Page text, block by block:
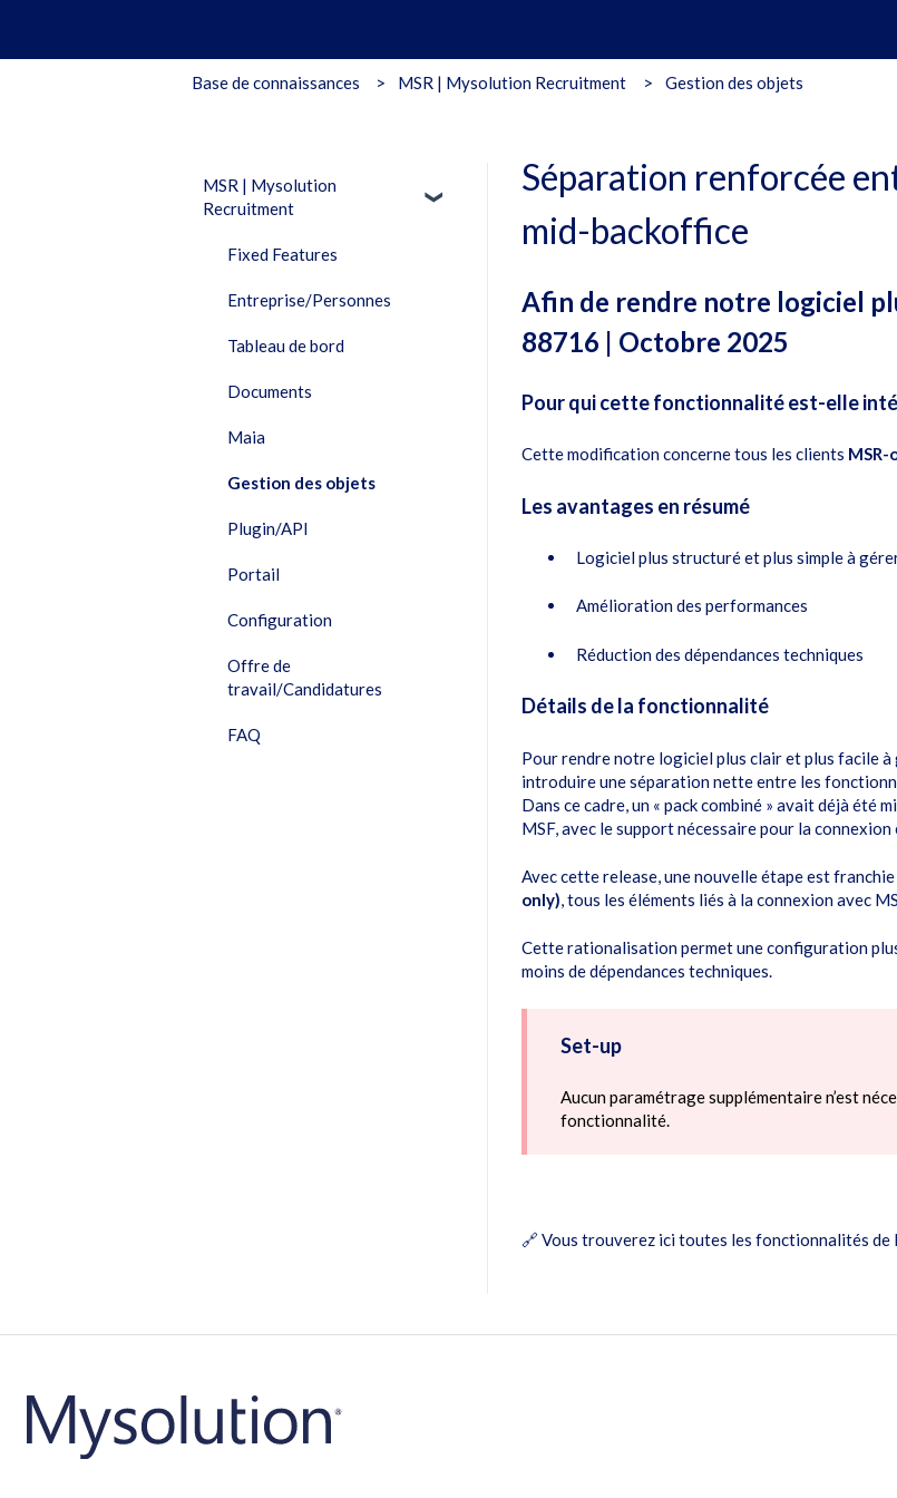
Base de connaissances MSR | Mysolution Recruitment Gestion des objets
Séparation renforcée
mid-backoffice
Afin de rendre notre logiciel
88716 | Octobre 2025
Pour qui cette fonctionnalité est-elle
Cette modification concerne tous les clients MSR-
Les avantages en résumé
Logiciel plus structuré et plus simple à
Amélioration des performances
Réduction des dépendances techniques
Détails de la fonctionnalité
Pour rendre notre logiciel plus clair et plus facile à
introduire une séparation nette entre les
Dans ce cadre, un « pack combiné » avait déjà été
MSF, avec le support nécessaire pour la
Avec cette release, une nouvelle étape est
only), tous les éléments liés à la connexion avec
Cette rationalisation permet une configuration
moins de dépendances techniques.
Set-up
Aucun paramétrage supplémentaire n’est
fonctionnalité.
🔗 Vous trouverez ici toutes les fonctionnalités de
MSR | Mysolution
Recruitment
Fixed Features
Entreprise/Personnes
Tableau de bord
Documents
Maia
Gestion des objets
Plugin/API
Portail
Configuration
Offre de
travail/Candidatures
FAQ